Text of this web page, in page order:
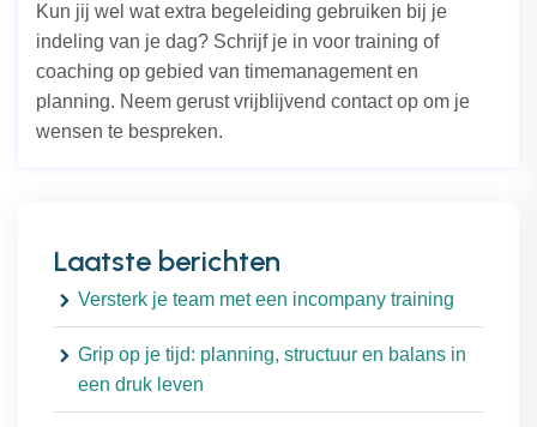
Kun jij wel wat extra begeleiding gebruiken bij je
indeling van je dag? Schrijf je in voor training of
coaching op gebied van timemanagement en
planning. Neem gerust vrijblijvend contact op om je
wensen te bespreken.
Laatste berichten
Versterk je team met een incompany training
Grip op je tijd: planning, structuur en balans in
een druk leven